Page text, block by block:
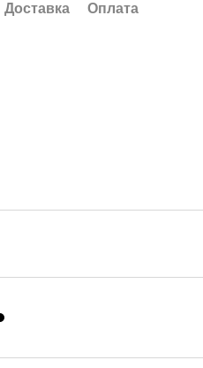
Доставка Оплата